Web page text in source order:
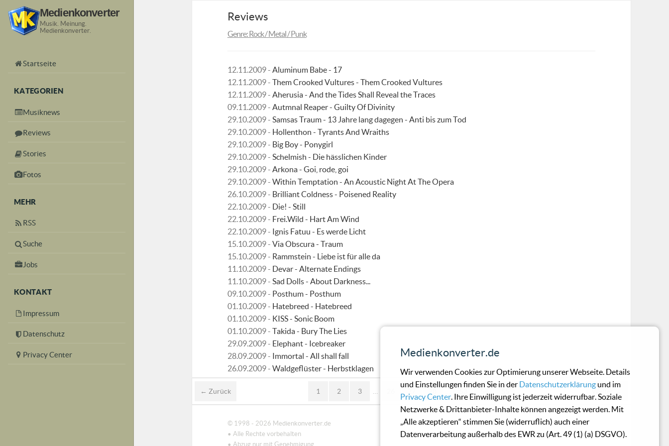
Medienkonverter
Musik. Meinung.
Medienkonverter.
Startseite
KATEGORIEN
Musiknews
Reviews
Stories
Fotos
MEHR
RSS
Suche
Jobs
KONTAKT
Impressum
Datenschutz
Privacy Center
Reviews
Genre: Rock / Metal / Punk
12.11.2009 - Aluminum Babe - 17
12.11.2009 - Them Crooked Vultures - Them Crooked Vultures
12.11.2009 - Aherusia - And the Tides Shall Reveal the Traces
09.11.2009 - Autmnal Reaper - Guilty Of Divinity
29.10.2009 - Samsas Traum - 13 Jahre lang dagegen - Anti bis zum Tod
29.10.2009 - Hollenthon - Tyrants And Wraiths
29.10.2009 - Big Boy - Ponygirl
29.10.2009 - Schelmish - Die hässlichen Kinder
29.10.2009 - Arkona - Goi, rode, goi
29.10.2009 - Within Temptation - An Acoustic Night At The Opera
26.10.2009 - Brilliant Coldness - Poisened Reality
22.10.2009 - Die! - Still
22.10.2009 - Frei.Wild - Hart Am Wind
22.10.2009 - Ignis Fatuu - Es werde Licht
15.10.2009 - Via Obscura - Traum
15.10.2009 - Rammstein - Liebe ist für alle da
11.10.2009 - Devar - Alternate Endings
11.10.2009 - Sad Dolls - About Darkness...
09.10.2009 - Posthum - Posthum
01.10.2009 - Hatebreed - Hatebreed
01.10.2009 - KISS - Sonic Boom
01.10.2009 - Takida - Bury The Lies
29.09.2009 - Elephant - Icebreaker
28.09.2009 - Immortal - All shall fall
26.09.2009 - Waldgeflüster - Herbstklagen
← Zurück 1 2 3 … … Weiter →
© 1998 - 2026 Medienkonverter.de
• Alle Rechte vorbehalten
• Abzug nur mit Genehmigung
Medienkonverter.de
Wir verwenden Cookies zur Optimierung unserer Webseite. Details
und Einstellungen finden Sie in der Datenschutzerklärung und im
Privacy Center. Ihre Einwilligung ist jederzeit widerrufbar. Soziale
Netzwerke & Drittanbieter-Inhalte können angezeigt werden. Mit
„Alle akzeptieren“ stimmen Sie (widerruflich) auch einer
Datenverarbeitung außerhalb des EWR zu (Art. 49 (1) (a) DSGVO).